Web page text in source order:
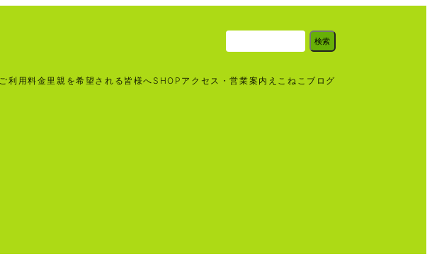
検
索
検索
ご利用料金里親を希望される皆様へ SHOP アクセス・営業案内 えこねこブログ